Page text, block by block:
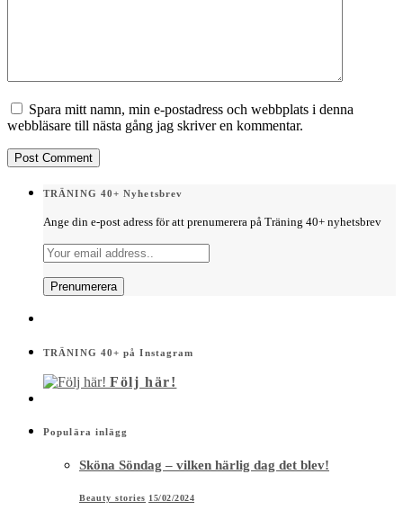
Spara mitt namn, min e-postadress och webbplats i denna
webbläsare till nästa gång jag skriver en kommentar.
TRÄNING 40+ Nyhetsbrev
Ange din e-post adress för att prenumerera på Träning 40+ nyhetsbrev
TRÄNING 40+ på Instagram
Följ här!
Populära inlägg
Sköna Söndag – vilken härlig dag det blev!
Beauty stories 15/02/2024